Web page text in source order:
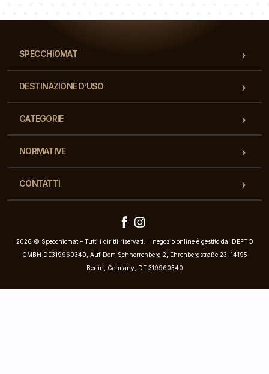
SPECCHIOMAT
DESTINAZIONE D’USO
CATEGORIE
NORMATIVE
CONTATTI
2026 © Specchiomat – Tutti i diritti riservati. Il negozio online è gestito da: DEFTO
GMBH DE319960340, Auf Dem Schnorrenberg 2, Ehrenbergstraße 23, 14195
Berlin, Germany, DE 319960340